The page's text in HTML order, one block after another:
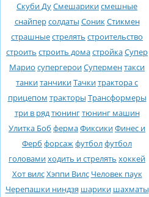
Скуби ДуСмешарикисмешные
снайперсолдаты СоникСтикмен
страшныестрелять строительство
строить строить домастройкаСупер
Марио супергероиСуперментакси
танкитанчикиТачкитрактора с
прицепом тракторы Трансформеры
три в рядтюнингтюнинг машин
Улитка Боб фермаФиксикиФинес и
Ферб форсажфутболфутбол
головамиходить и стрелять хоккей
Хот вилсХэппи Вилс Человек паук
Черепашки ниндзя шарики шахматы